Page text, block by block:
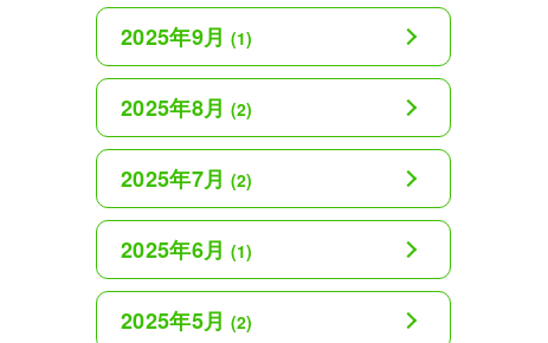
2025年9月 (1)
2025年8月 (2)
2025年7月 (2)
2025年6月 (1)
2025年5月 (2)